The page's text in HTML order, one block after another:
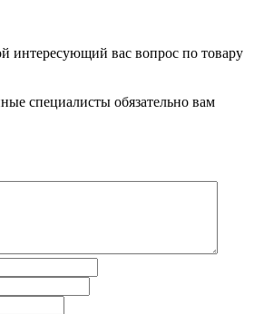
интересующий вас вопрос по товару
специалисты обязательно вам